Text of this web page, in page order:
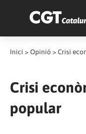
Inici > Opinió > Crisi
Crisi
popular